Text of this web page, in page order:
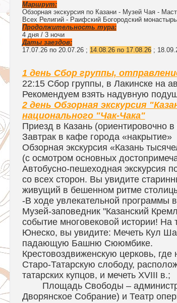
Маршрут:
Обзорная экскурсия по Казани - Музей Чая -
Всех Религий - Раифский Богородский
Продолжительность тура:
4 дня / 3 ночи
Даты заездов:
17.07.26 по 20.07.26 ; 14.08.26 по 17.08.26; 18
1 день Сбор группы,
22:15 Сбор группы, в Лакинске на
Рекомендуем взять надувную
2 день Обзорная экскурсия
национального "Чак-Чака"
Приезд в Казань (ориентировочно в
Завтрак в кафе города «накрытие»
Обзорная экскурсия «Казань
(с осмотром основных
Автобусно-пешеходная экскурсия
со всех сторон. Вы увидите
живущий в бешенном ритме
-В ходе увлекательной программы
Музей-заповедник "Казанский
событие многовековой истории! На
Юнеско, вы увидите: Мечеть Кул
падающую Башню Сююмбике.
Крестовоздвиженскую церковь,
Старо-Татарскую слободу,
татарских купцов, и мечеть XVIII в.;
Площадь Свободы –
Дворянское Собрание) и Театр